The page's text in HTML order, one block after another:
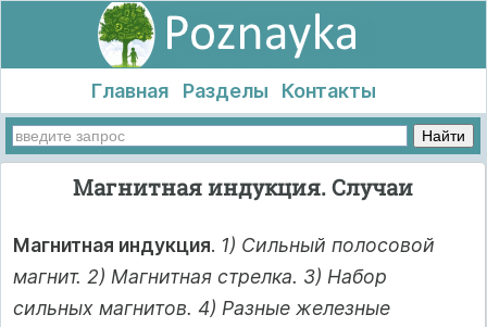
Главная Разделы Контакты
Магнитная индукция. Случаи
Магнитная индукция. 1) Сильный полосовой
магнит. 2) Магнитная стрелка. 3) Набор
сильных магнитов. 4) Разные железные